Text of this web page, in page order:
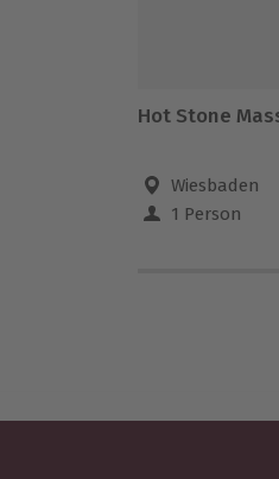
Hot Stone
Wiesbaden
1 Person